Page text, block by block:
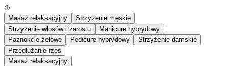
Masaż relaksacyjny
Strzyżenie męskie
Strzyżenie włosów i zarostu
Manicure hybrydowy
Paznokcie żelowe
Pedicure hybrydowy
Strzyżenie damskie
Przedłużanie rzęs
Masaż relaksacyjny